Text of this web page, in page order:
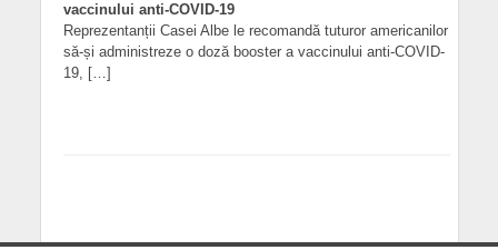
vaccinului anti-COVID-19
Reprezentanții Casei Albe le recomandă tuturor americanilor
să-și administreze o doză booster a vaccinului anti-COVID-
19, […]